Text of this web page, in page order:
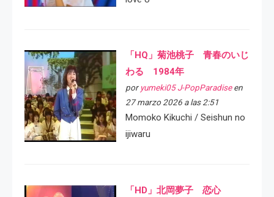
「HQ」菊池桃子 青春のいじ
わる 1984年
por yumeki05 J-PopParadiseen
27 marzo 2026 a las 2:51
Momoko Kikuchi / Seishun no
ijiwaru
「HD」北岡夢子 恋心